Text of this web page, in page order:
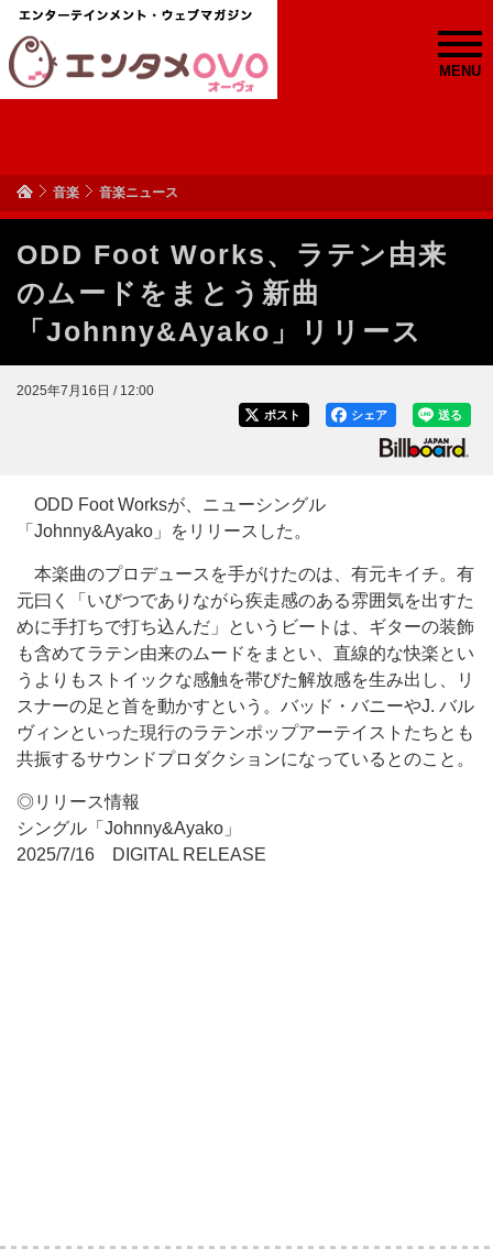
MENU
音楽 音楽ニュース
ODD Foot Works、ラテン由来
のムードをまとう新曲
「Johnny&Ayako」リリース
2025年7月16日 / 12:00
送る
シェア
ポスト
ODD Foot Worksが、ニューシングル
「Johnny&Ayako」をリリースした。
本楽曲のプロデュースを手がけたのは、有元キイチ。有
元曰く「いびつでありながら疾走感のある雰囲気を出すた
めに手打ちで打ち込んだ」というビートは、ギターの装飾
も含めてラテン由来のムードをまとい、直線的な快楽とい
うよりもストイックな感触を帯びた解放感を生み出し、リ
スナーの足と首を動かすという。バッド・バニーやJ. バル
ヴィンといった現行のラテンポップアーテイストたちとも
共振するサウンドプロダクションになっているとのこと。
◎リリース情報
シングル「Johnny&Ayako」
2025/7/16 DIGITAL RELEASE